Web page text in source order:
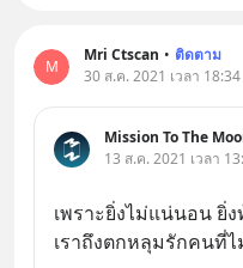
M
Mri Ctscan • ติดตาม
30 ส.ค. 2021 เวลา 18:34
Mission To The
13 ส.ค. 2021 เวลา
เพราะยิ่งไม่แน่นอน ยิ่
เราถึงตกหลุมรักคนที่ไ